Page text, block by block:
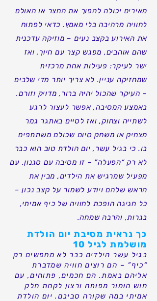
מאירים יכולה להפוך את החצר או האולם
לחוויה מרהיבה בלי מאמץ. כדאי לפתוח
את האירוע בקצב נעים – מוזיקה עדכנית
שהם אוהבים, מפגש קצר עם חיוך, ואז
ישר לעיקר: פעילות אחת מרכזית
שמחזיקה עניין. לא צריך יותר מדי שלבים
– העיקר שהכול יהיה ברור, מדויק וזורם.
באמצע המסיבה, אפשר לעצור לרגע
לשתייה וצחוק, ואז לסיים באתגר גמר
מצחיק או משחק סיום שכולם משתתפים
בו. כי בגיל עשר, יום הולדת טוב הוא כבר
לא רק “הפעלה” – זו מסיבה עם סגנון. עם
מפעיל שמרגיש את הילדים, מבין את
הראש שלהם ויודע לשמור על קצב נכון –
כל חגיגה הופכת לחוויה של כיף אמיתי,
בגרות, והרבה שמחה.
כך נראית מסיבת יום הולדת
מושלמת לגיל 10
בגיל עשר הילדים כבר לא מחפשים רק
“כיף” – הם רוצים חוויה שמדברת
אליהם באמת. הם חכמים, פתוחים, עם
חוש הומור מפותח ורצון לקחת חלק
אמיתי במה שקורה סביבם. יום הולדת